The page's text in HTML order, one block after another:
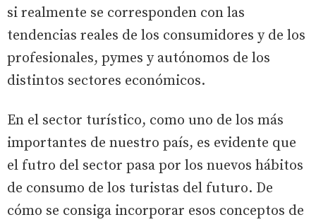
si realmente se corresponden con las
tendencias reales de los consumidores y de los
profesionales, pymes y autónomos de los
distintos sectores económicos.
En el sector turístico, como uno de los más
importantes de nuestro país, es evidente que
el futro del sector pasa por los nuevos hábitos
de consumo de los turistas del futuro. De
cómo se consiga incorporar esos conceptos de